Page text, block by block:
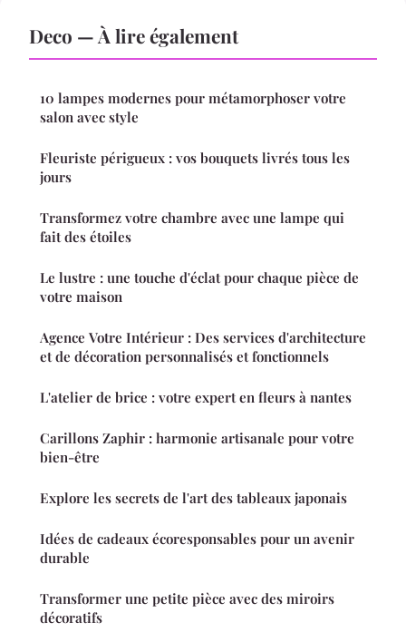
Deco — À lire également
10 lampes modernes pour métamorphoser votre
salon avec style
Fleuriste périgueux : vos bouquets livrés tous les
jours
Transformez votre chambre avec une lampe qui
fait des étoiles
Le lustre : une touche d'éclat pour chaque pièce de
votre maison
Agence Votre Intérieur : Des services d'architecture
et de décoration personnalisés et fonctionnels
L'atelier de brice : votre expert en fleurs à nantes
Carillons Zaphir : harmonie artisanale pour votre
bien-être
Explore les secrets de l'art des tableaux japonais
Idées de cadeaux écoresponsables pour un avenir
durable
Transformer une petite pièce avec des miroirs
décoratifs